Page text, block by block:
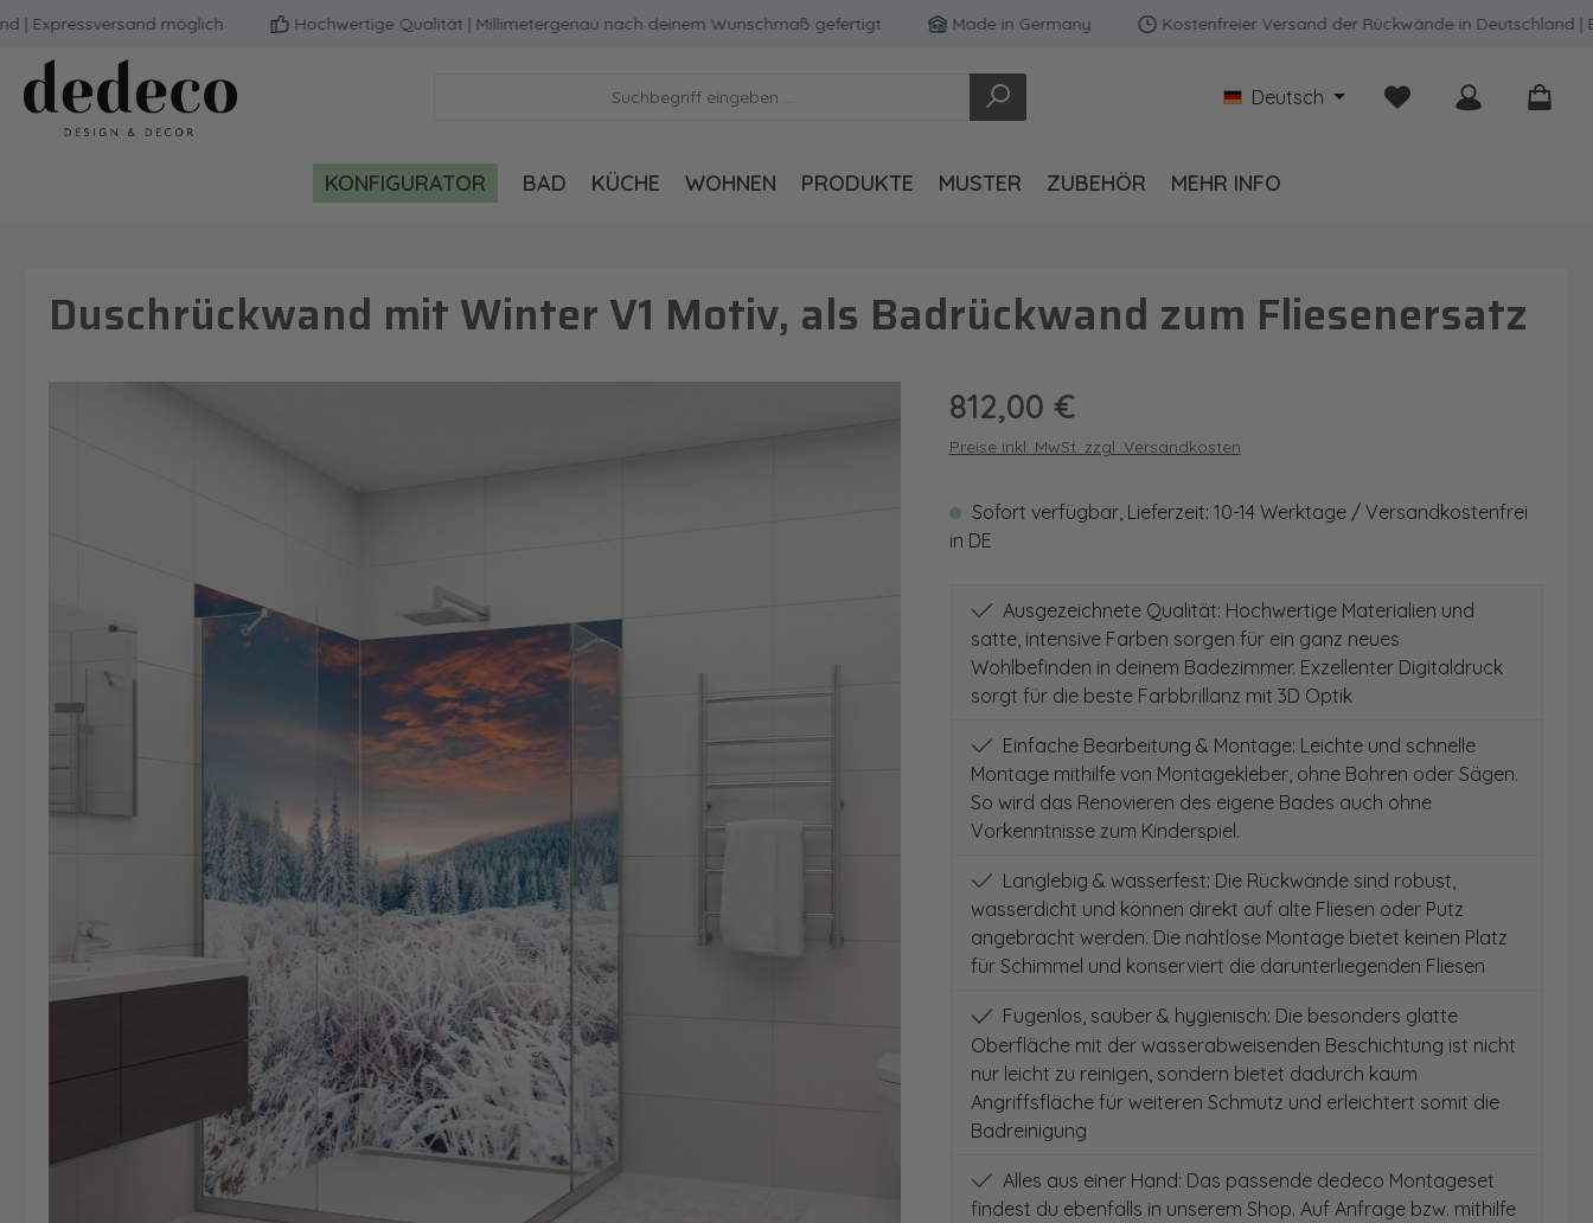
Hauptinhalt springen
Zur Suche springen
Zur Hauptnavigation springen
möglich Hochwertige Qualität | Millimetergenau nach deinem Wunschmaß gefertigt Made in Germany Kostenfreier Versand der Rückwände in Deutschland |
Deutsch Du hast 0 Produkte
KONFIGURATOR BAD KÜCHE WOHNEN PRODUKTE MUSTER ZUBEHÖR MEHR INFO
Duschrückwand mit Winter V1 Motiv, als Badrückwand zum Fliesenersatz
Regulärer Preis:
812,00 €
Preise inkl. MwSt. zzgl. Versandkosten
Sofort verfügbar, Lieferzeit: 10-14 Werktage / Versandkostenfrei
in DE
Ausgezeichnete Qualität: Hochwertige Materialien und
satte, intensive Farben sorgen für ein ganz neues
Wohlbefinden in deinem Badezimmer. Exzellenter Digitaldruck
sorgt für die beste Farbbrillanz mit 3D Optik
Einfache Bearbeitung & Montage: Leichte und schnelle
Montage mithilfe von Montagekleber, ohne Bohren oder Sägen.
So wird das Renovieren des eigene Bades auch ohne
Vorkenntnisse zum Kinderspiel.
Langlebig & wasserfest: Die Rückwände sind robust,
wasserdicht und können direkt auf alte Fliesen oder Putz
angebracht werden. Die nahtlose Montage bietet keinen Platz
für Schimmel und konserviert die darunterliegenden Fliesen
Fugenlos, sauber & hygienisch: Die besonders glatte
Oberfläche mit der wasserabweisenden Beschichtung ist nicht
nur leicht zu reinigen, sondern bietet dadurch kaum
Angriffsfläche für weiteren Schmutz und erleichtert somit die
Badreinigung
Alles aus einer Hand: Das passende dedeco Montageset
findest du ebenfalls in unserem Shop. Auf Anfrage bzw. mithilfe